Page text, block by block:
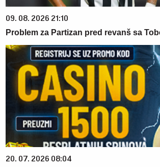
09. 08. 2026 21:10
Problem za Partizan pred revanš sa
20. 07. 2026 08:04